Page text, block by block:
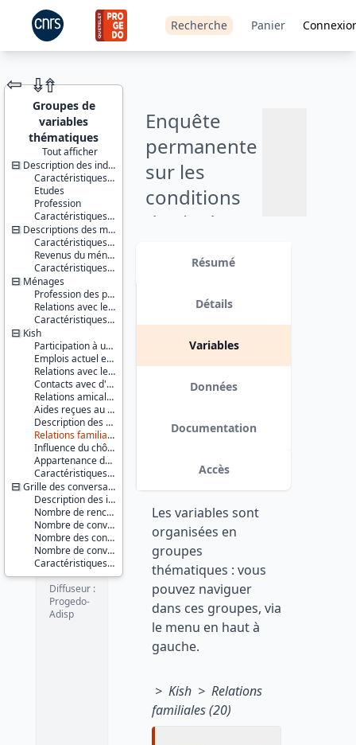
Recherche Panier
JEU DE
DONNÉES
Enquête
permanente
sur les
conditions
de vie des
partie
variable :
relations de
la vie
quotidienne
- mai 1997
dans les fichiers de données. date :
⇦ ⇮⇮
Groupes de
variables
thématiques
Tout afficher
Description des individus
Caractéristiques socio-démographiques
Etudes
Profession
Caractéristiques d'enquête
Descriptions des ménages
Caractéristiques du ménage et de la personne de référence
Revenus du ménage
Caractéristiques d'enquête
Ménages
Profession des parents du chef de ménage et de son conjoint
Relations avec le voisinage
Caractéristiques d'enquête
Kish
Participation à une association
Emplois actuel et passé
Relations avec les collègues
Contacts avec d'anciens collègues de travail
Relations amicales et de voisinage
Aides reçues au cours des 2 dernières années
Description des 3 meilleurs amis
Relations familiales
Influence du chômage sur les relations avec l'entourage
Appartenance des moins de 26 ans à un groupe d'amis
Caractéristiques d'enquête
Grille des conversations
Description des interlocuteurs
Nombre de rencontres et d'interlocuteurs
Nombre de conversations par jour avec l'interlocuteur
Nombre des conversations de l'enquêté selon les jours
Nombre de conversations de l'enquêté selon les types d'interlocuteurs
Caractéristiques d'enquête
Identifiants :
lil-0120
doi:10.13144/lil-
0120
Thème :
Conditions
société
Série :
Enquête
Permanente
sur les
Conditions
de Vie des
ménages
(EPCV)
Couverture
géographique :
France
métropolitaine
Producteur :
INSEE
Diffuseur :
Progedo-
Adisp
Résumé
Détails
Variables
Données
Documentation
Accès
Les variables sont
organisées en
groupes
thématiques : vous
pouvez naviguer
dans ces groupes, via
le menu en haut à
gauche.
> Kish > Relations
familiales (20)